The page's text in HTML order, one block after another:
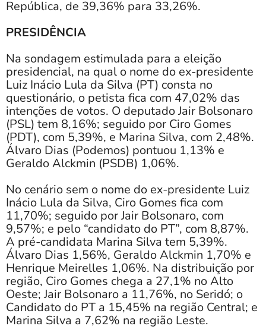
República, de 39,36% para 33,26%.
PRESIDÊNCIA
Na sondagem estimulada para a eleição
presidencial, na qual o nome do ex-presidente
Luiz Inácio Lula da Silva (PT) consta no
questionário, o petista fica com 47,02% das
intenções de votos. O deputado Jair Bolsonaro
(PSL) tem 8,16%; seguido por Ciro Gomes
(PDT), com 5,39%, e Marina Silva, com 2,48%.
Álvaro Dias (Podemos) pontuou 1,13% e
Geraldo Alckmin (PSDB) 1,06%.
No cenário sem o nome do ex-presidente Luiz
Inácio Lula da Silva, Ciro Gomes fica com
11,70%; seguido por Jair Bolsonaro, com
9,57%; e pelo “candidato do PT”, com 8,87%.
A pré-candidata Marina Silva tem 5,39%.
Álvaro Dias 1,56%, Geraldo Alckmin 1,70% e
Henrique Meirelles 1,06%. Na distribuição por
região, Ciro Gomes chega a 27,1% no Alto
Oeste; Jair Bolsonaro a 11,76%, no Seridó; o
Candidato do PT a 15,45% na região Central; e
Marina Silva a 7,62% na região Leste.